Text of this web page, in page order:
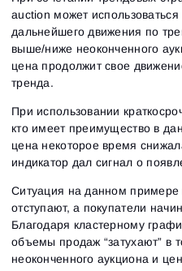
auction может
дальнейшего движения по
выше/ниже неоконченного
цена продолжит свое
тренда.
При использовании
кто имеет преимущество в
цена некоторое время
индикатор дал сигнал о
Ситуация на данном примере
отступают, а покупатели
Благодаря кластерному
объемы продаж “затухают” в
неоконченного аукциона и